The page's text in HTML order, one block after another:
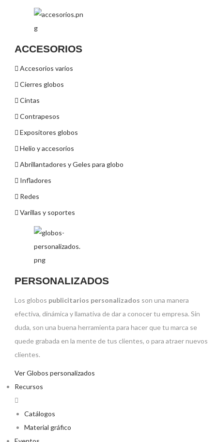
ACCESORIOS
Accesorios varios
Cierres globos
Cintas
Contrapesos
Expositores globos
Helio y accesorios
Abrillantadores y Geles para globo
Infladores
Redes
Varillas y soportes
PERSONALIZADOS
Los globos publicitarios personalizados son una manera
efectiva, dinámica y llamativa de dar a conocer tu empresa. Sin
duda, son una buena herramienta para hacer que tu marca se
quede grabada en la mente de tus clientes, o para atraer nuevos
clientes.
Ver Globos personalizados
Recursos
Catálogos
Material gráfico